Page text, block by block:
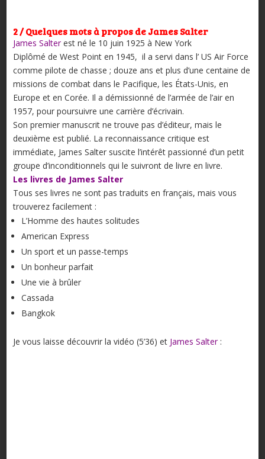
2 / Quelques mots à propos de James Salter
James Salterest né le 10 juin 1925 à New York
Diplômé de West Point en 1945, il a servi dans l’ US Air Force
comme pilote de chasse ; douze ans et plus d’une centaine de
missions de combat dans le Pacifique, les États-Unis, en
Europe et en Corée. Il a démissionné de l’armée de l’air en
1957, pour poursuivre une carrière d’écrivain.
Son premier manuscrit ne trouve pas d’éditeur, mais le
deuxième est publié. La reconnaissance critique est
immédiate, James Salter suscite l’intérêt passionné d’un petit
groupe d’inconditionnels qui le suivront de livre en livre.
Les livres de James Salter
Tous ses livres ne sont pas traduits en français, mais vous
trouverez facilement :
L’Homme des hautes solitudes
American Express
Un sport et un passe-temps
Un bonheur parfait
Une vie à brûler
Cassada
Bangkok
Je vous laisse découvrir la vidéo (5’36) et James Salter: